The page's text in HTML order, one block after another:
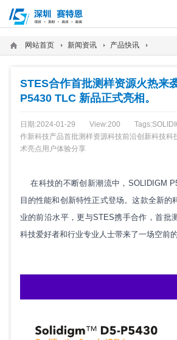
网站首页 新闻资讯 产品快讯
STES合作首批测样资源火热来
P5430 TLC 新品正式亮相。
日期:2024-01-29 View:200 Tags:
作新科技产品首批测样资源科技前沿创新科技科
术亮点用户体验分享
在科技的不断创新潮流中，SOLIDIGM
目的性能和创新特性正式登场。这款全新的
业的前沿水平，更与STES携手合作，首批
科技爱好者和行业专业人士带来了一场空前的